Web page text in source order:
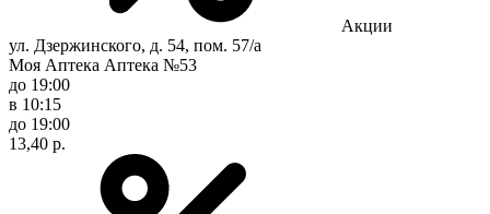
Акции
ул. Дзержинского, д. 54, пом. 57/а
Моя Аптека Аптека №53
до 19:00
в 10:15
до 19:00
13,40 р.